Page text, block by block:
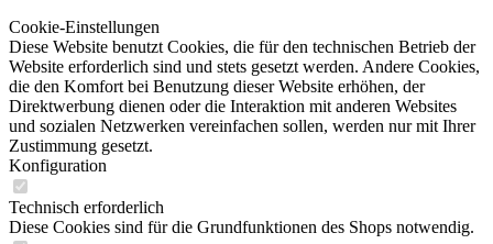
Cookie-Einstellungen
Diese Website benutzt Cookies, die für den technischen Betrieb der
Website erforderlich sind und stets gesetzt werden. Andere Cookies,
die den Komfort bei Benutzung dieser Website erhöhen, der
Direktwerbung dienen oder die Interaktion mit anderen Websites
und sozialen Netzwerken vereinfachen sollen, werden nur mit Ihrer
Zustimmung gesetzt.
Konfiguration
Technisch erforderlich
Diese Cookies sind für die Grundfunktionen des Shops notwendig.